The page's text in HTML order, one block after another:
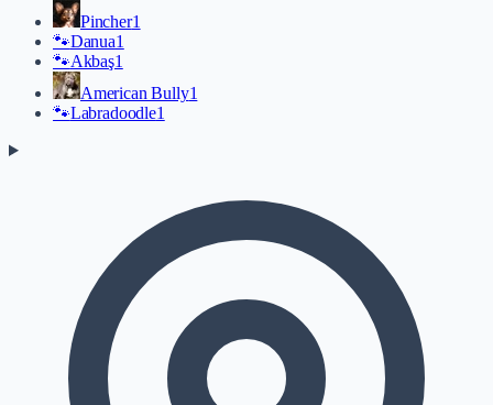
Pincher1
🐾Danua1
🐾Akbaş1
American Bully1
🐾Labradoodle1